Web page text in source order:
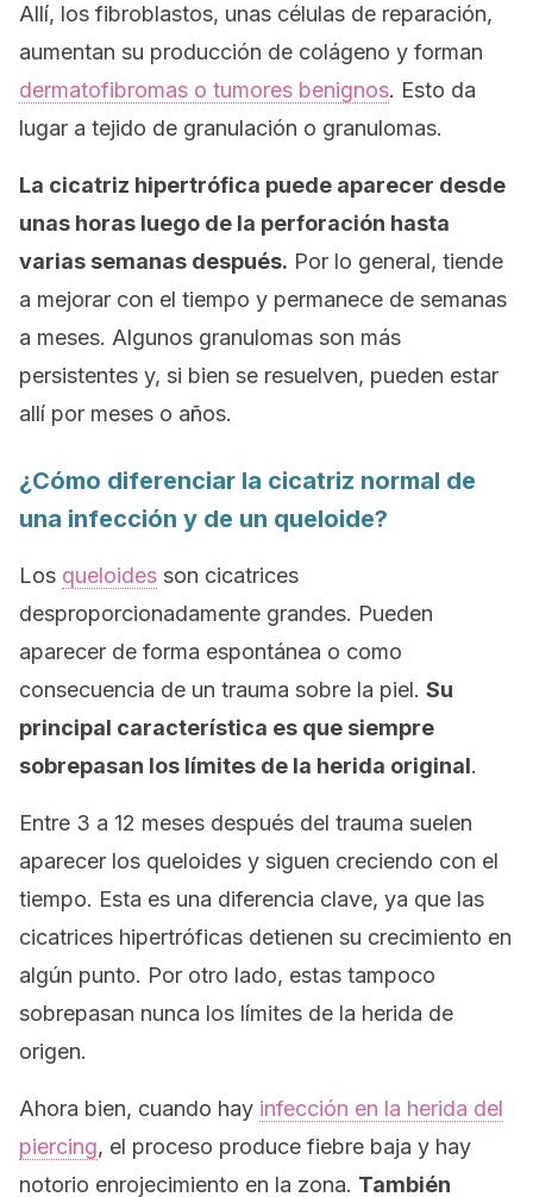
Allí, los fibroblastos, unas células de reparación,
aumentan su producción de colágeno y forman
dermatofibromas o tumores benignos. Esto da
lugar a tejido de granulación o granulomas.
La cicatriz hipertrófica puede aparecer desde
unas horas luego de la perforación hasta
varias semanas después. Por lo general, tiende
a mejorar con el tiempo y permanece de semanas
a meses. Algunos granulomas son más
persistentes y, si bien se resuelven, pueden estar
allí por meses o años.
¿Cómo diferenciar la cicatriz normal de
una infección y de un queloide?
Los queloides son cicatrices
desproporcionadamente grandes. Pueden
aparecer de forma espontánea o como
consecuencia de un trauma sobre la piel. Su
principal característica es que siempre
sobrepasan los límites de la herida original.
Entre 3 a 12 meses después del trauma suelen
aparecer los queloides y siguen creciendo con el
tiempo. Esta es una diferencia clave, ya que las
cicatrices hipertróficas detienen su crecimiento en
algún punto. Por otro lado, estas tampoco
sobrepasan nunca los límites de la herida de
origen.
Ahora bien, cuando hay infección en la herida del
piercing, el proceso produce fiebre baja y hay
notorio enrojecimiento en la zona. También